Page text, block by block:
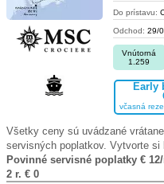
Do prístavu:
Odchod: 29/
Vnútorná
1.259
Early
včasná
Všetky ceny sú uvádzané
servisných poplatkov. Vytvorte si
Povinné servisné poplatky €
2 r. € 0